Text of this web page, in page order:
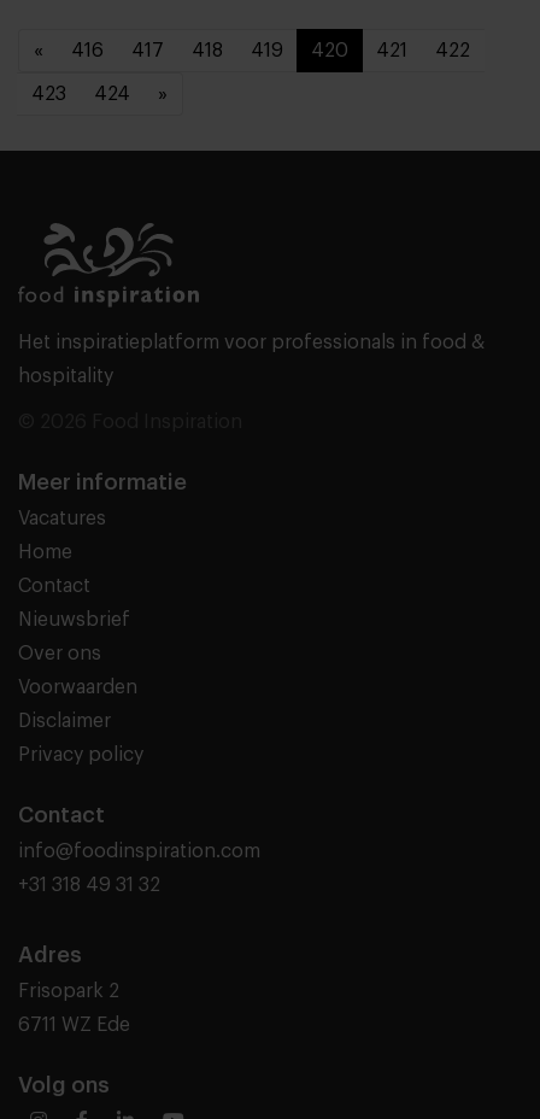
« 416 417 418 419 420 421 422
423 424 »
Het inspiratieplatform voor professionals in food &
hospitality
Meer informatie
Vacatures
Home
Contact
Nieuwsbrief
Over ons
Voorwaarden
Disclaimer
Privacy policy
Contact
info@foodinspiration.com
+31 318 49 31 32
Adres
Frisopark 2
6711 WZ Ede
Volg ons